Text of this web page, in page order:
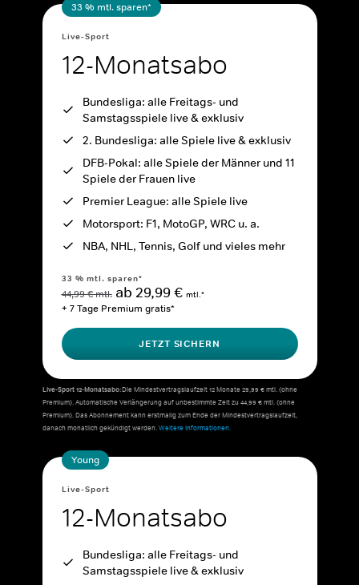
33 % mtl. sparen*
Live-Sport
12-Monatsabo
Bundesliga: alle Freitags- und
Samstagsspiele live & exklusiv
2. Bundesliga: alle Spiele live & exklusiv
DFB-Pokal: alle Spiele der Männer und 11
Spiele der Frauen live
Premier League: alle Spiele live
Motorsport: F1, MotoGP, WRC u. a.
NBA, NHL, Tennis, Golf und vieles mehr
33 % mtl. sparen*
44,99 € mtl. ab 29,99 € mtl.*
+ 7 Tage Premium gratis*
JETZT SICHERN
Live-Sport 12-Monatsabo:Die Mindestvertragslaufzeit 12 Monate 29,99 € mtl. (ohne
Premium). Automatische Verlängerung auf unbestimmte Zeit zu 44,99 € mtl. (ohne
Premium). Das Abonnement kann erstmalig zum Ende der Mindestvertragslaufzeit,
danach monatlich gekündigt werden.Weitere Informationen.
Young
Live-Sport
12-Monatsabo
Bundesliga: alle Freitags- und
Samstagsspiele live & exklusiv